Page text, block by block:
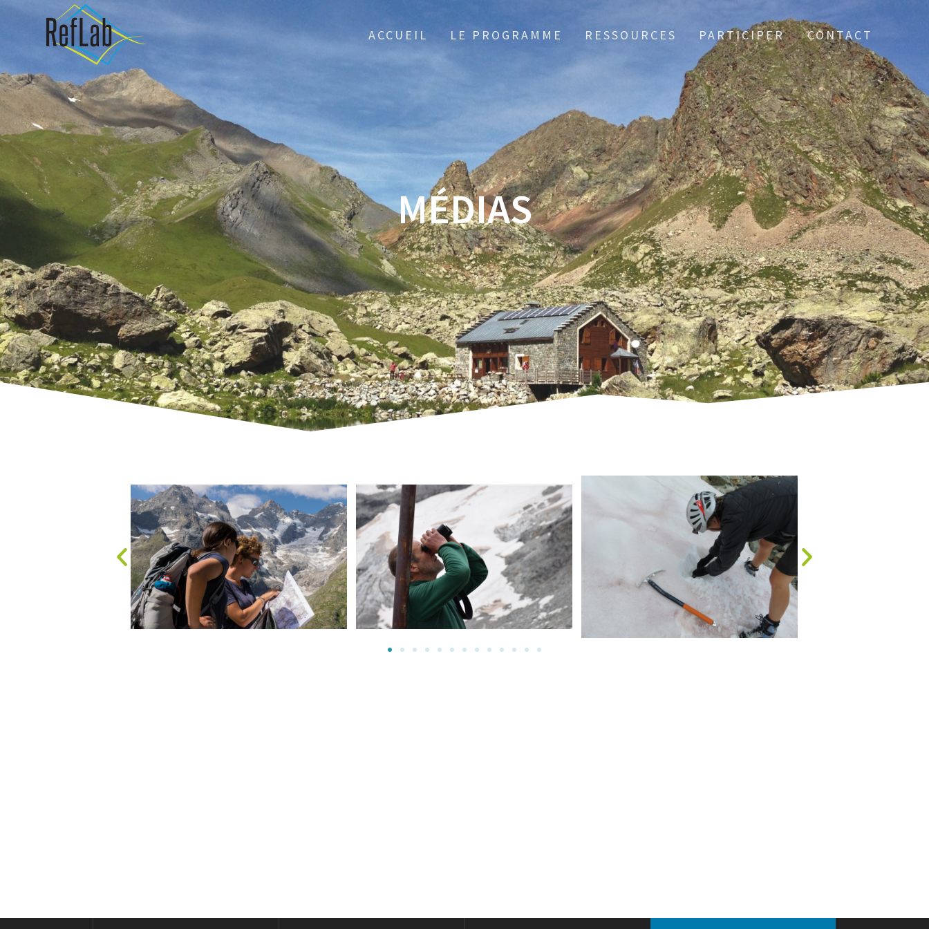
ACCUEIL LE PROGRAMME RESSOURCES PARTICIPER CONTACT
MÉDIAS